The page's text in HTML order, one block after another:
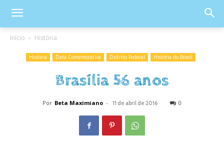
Início História
História Data Comemorativa Distrito Federal História do Brasil
Brasília 56 anos
Por Beta Maximiano - 11 de abril de 2016 0